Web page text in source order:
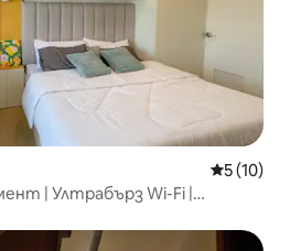
Средна
5 (10)
| Ултрабърз Wi-Fi |